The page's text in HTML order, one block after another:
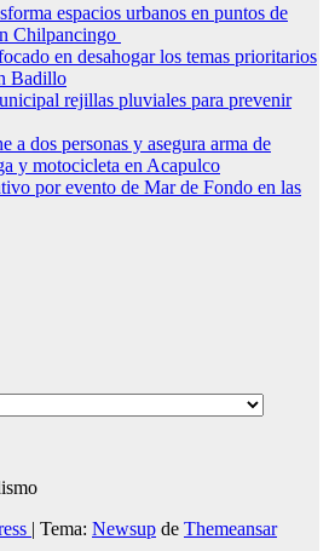
espacios urbanos en puntos de
Chilpancingo
en desahogar los temas prioritarios
Badillo
rejillas pluviales para prevenir
a dos personas y asegura arma de
y motocicleta en Acapulco
por evento de Mar de Fondo en las
| Tema: Newsup de Themeansar